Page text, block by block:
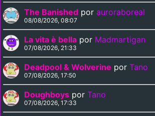
The Banished por auroraboreal
08/08/2026, 08:07
La vita è bella por Madmartigan
07/08/2026, 21:33
Deadpool & Wolverine por Tano
07/08/2026, 17:50
Doughboys por Tano
07/08/2026, 17:33